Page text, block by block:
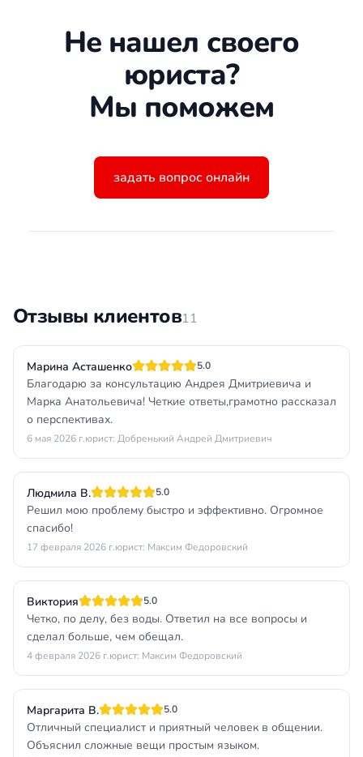
Не нашел своего
юриста?
Мы поможем
задать вопрос онлайн
Отзывы клиентов11
Марина Асташенко 5.0
Благодарю за консультацию Андрея Дмитриевича и
Марка Анатольевича! Четкие ответы,грамотно рассказал
о перспективах.
6 мая 2026 г.юрист: Добренький Андрей Дмитриевич
Людмила В. 5.0
Решил мою проблему быстро и эффективно. Огромное
спасибо!
17 февраля 2026 г.юрист: Максим Федоровский
Виктория 5.0
Четко, по делу, без воды. Ответил на все вопросы и
сделал больше, чем обещал.
4 февраля 2026 г.юрист: Максим Федоровский
Маргарита В. 5.0
Отличный специалист и приятный человек в общении.
Объяснил сложные вещи простым языком.